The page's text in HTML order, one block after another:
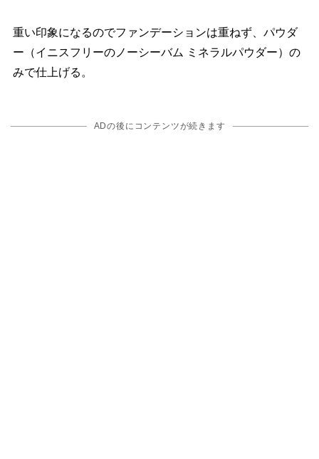
重い印象になるのでファンデーションは重ねず、パウダ
ー（イニスフリーのノーシーバム ミネラルパウダー）の
みで仕上げる。
ADの後にコンテンツが続きます